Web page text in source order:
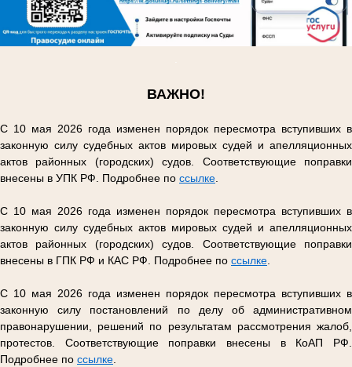
ВАЖНО!
С 10 мая 2026 года изменен порядок пересмотра вступивших в
законную силу судебных актов мировых судей и апелляционных
актов районных (городских) судов. Соответствующие поправки
внесены в УПК РФ. Подробнее по ссылке
С 10 мая 2026 года изменен порядок пересмотра вступивших в
законную силу судебных актов мировых судей и апелляционных
актов районных (городских) судов. Соответствующие поправки
внесены в ГПК РФ и КАС РФ. Подробнее по ссылке
С 10 мая 2026 года изменен порядок пересмотра вступивших в
законную силу постановлений по делу об административном
правонарушении, решений по результатам рассмотрения жалоб,
протестов. Соответствующие поправки внесены в КоАП РФ.
Подробнее по ссылке